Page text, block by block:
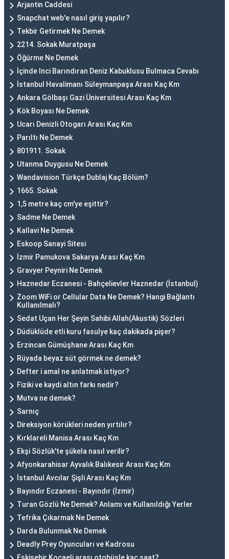
Arjantin Caddesi
Snapchat web'e nasıl giriş yapılır?
Tekbir Getirmek Ne Demek
2214. Sokak Muratpaşa
Öğürme Ne Demek
İçinde Inci Barındıran Deniz Kabuklusu Bulmaca Cevabı
İstanbul Havalimanı Süleymanpaşa Arası Kaç Km
Ankara Gölbaşı Gazi Üniversitesi Arası Kaç Km
Kök Boyası Ne Demek
Ucarı Denizli Otogarı Arası Kaç Km
Parıltı Ne Demek
801911. Sokak
Utanma Duygusu Ne Demek
Wandavision Türkçe Dublaj Kaç Bölüm?
1665. Sokak
1,5 metre kaç cm'ye eşittir?
Sadme Ne Demek
Kallavi Ne Demek
Eskoop Sanayi Sitesi
İzmir Pamukova Sakarya Arası Kaç Km
Gravyer Peyniri Ne Demek
Haznedar Eczanesi - Bahçelievler Haznedar (İstanbul)
Zoom WiFi or Cellular Data Ne Demek? Hangi Bağlantı
Kullanılmalı?
Sedat Uçan Her Şeyin Sahibi Allah(Akustik) Sözleri
Düdüklüde etli kuru fasulye kaç dakikada pişer?
Erzincan Gümüşhane Arası Kaç Km
Rüyada beyaz süt görmek ne demek?
Defter i amal ne anlatmak istiyor?
Fiziki ve kaydi altın farkı nedir?
Mutva ne demek?
Sarnıç
Direksiyon körükleri neden yırtılır?
Kırklareli Manisa Arası Kaç Km
Ekşi Sözlük'te şükela nasıl verilir?
Afyonkarahisar Ayvalık Balıkesir Arası Kaç Km
İstanbul Avcılar Şişli Arası Kaç Km
Bayındır Eczanesi - Bayındır (İzmir)
Turan Gözlü Ne Demek? Anlamı ve Kullanıldığı Yerler
Tefrika Çıkarmak Ne Demek
Darda Bulunmak Ne Demek
Deadly Prey Oyuncuları ve Kadrosu